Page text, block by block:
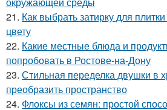
21. Как выбрать затирку для
цвету
22. Какие местные блюда и
попробовать в Ростове-на-Дону
23. Стильная переделка двушки в
преобразить пространство
24. Флоксы из семян: простой